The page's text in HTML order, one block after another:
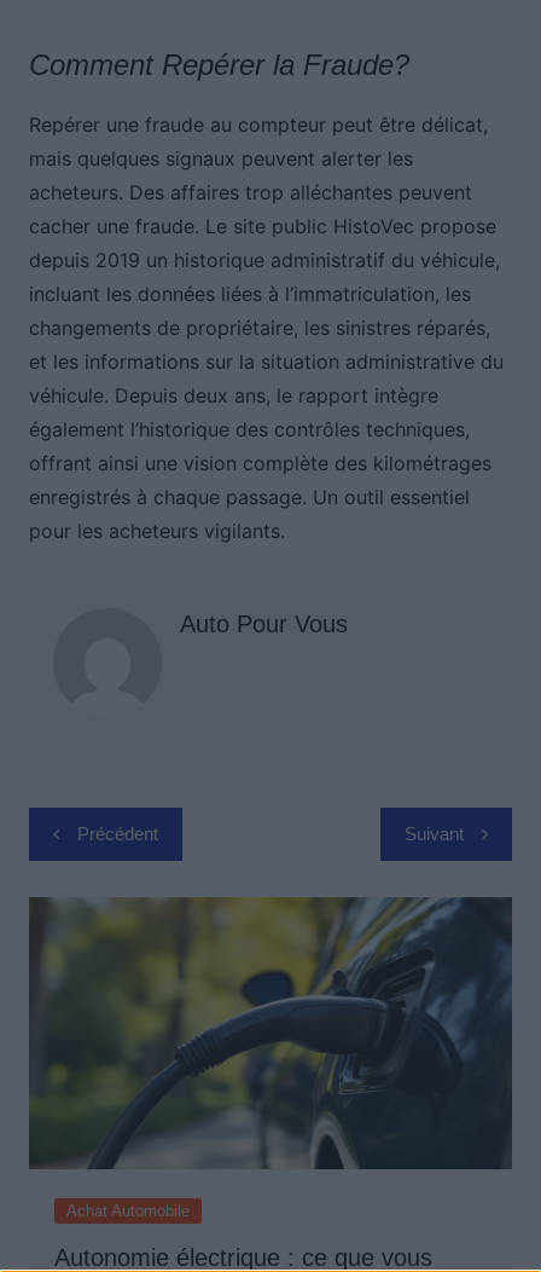
Comment Repérer la Fraude?
Repérer une fraude au compteur peut être délicat,
mais quelques signaux peuvent alerter les
acheteurs. Des affaires trop alléchantes peuvent
cacher une fraude. Le site public HistoVec propose
depuis 2019 un historique administratif du véhicule,
incluant les données liées à l’immatriculation, les
changements de propriétaire, les sinistres réparés,
et les informations sur la situation administrative du
véhicule. Depuis deux ans, le rapport intègre
également l’historique des contrôles techniques,
offrant ainsi une vision complète des kilométrages
enregistrés à chaque passage. Un outil essentiel
pour les acheteurs vigilants.
Auto Pour Vous
Navigation
de
l’article
Précédent Suivant
Achat Automobile
Autonomie électrique : ce que vous